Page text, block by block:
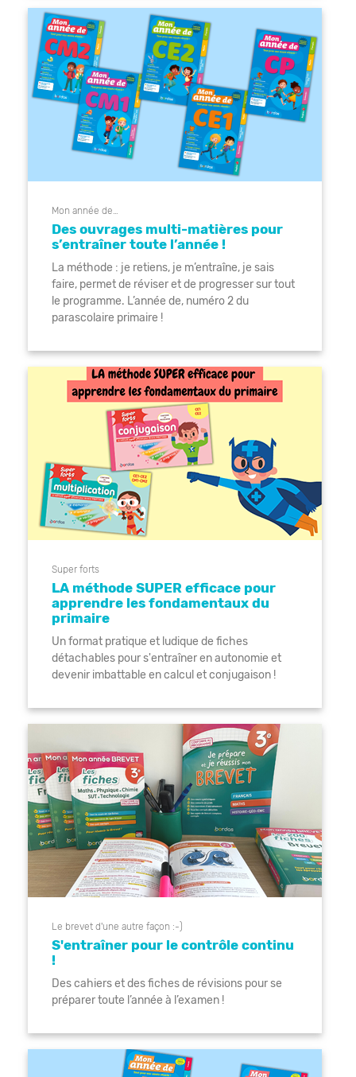
Mon année de…
Des ouvrages multi-matières pour
s’entraîner toute l’année !
La méthode : je retiens, je m’entraîne, je sais
faire, permet de réviser et de progresser sur tout
le programme. L’année de, numéro 2 du
parascolaire primaire !
Super forts
LA méthode SUPER efficace pour
apprendre les fondamentaux du
primaire
Un format pratique et ludique de fiches
détachables pour s'entraîner en autonomie et
devenir imbattable en calcul et conjugaison !
Le brevet d'une autre façon :-)
S'entraîner pour le contrôle continu
!
Des cahiers et des fiches de révisions pour se
préparer toute l’année à l’examen !